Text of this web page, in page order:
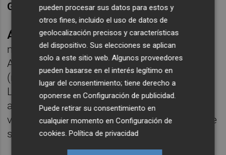
Gol: 0-1, M.41: Álex Millán.
Árbitros:Álvaro Moreno Aragón, del comité
madrileño. Mostró la tarjeta amarilla al local
Andy (m.49) y al visitante David Rodríguez
(m.54) y la roja directa al también visitante
Landázuri (m.18). Expulsó por doble
amonestación a Álvaro Cervera, entrenador
visitante (m.72) y también a un integrante de
su cuerpo técnico (m.18).
pueden procesar sus datos para estos y
otros fines, incluido el uso de datos de
geolocalización precisos y características
del dispositivo. Sus elecciones se aplican
solo a este sitio web. Algunos proveedores
pueden basarse en el interés legítimo en
lugar del consentimiento; tiene derecho a
oponerse enConfiguración de publicidad.
Puede retirar su consentimiento en
cualquier momento enConfiguración de
cookies.Política de privacidad